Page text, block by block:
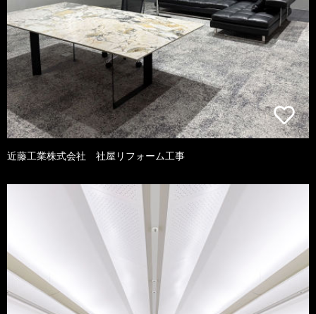
近藤工業株式会社 社屋リフォーム工事